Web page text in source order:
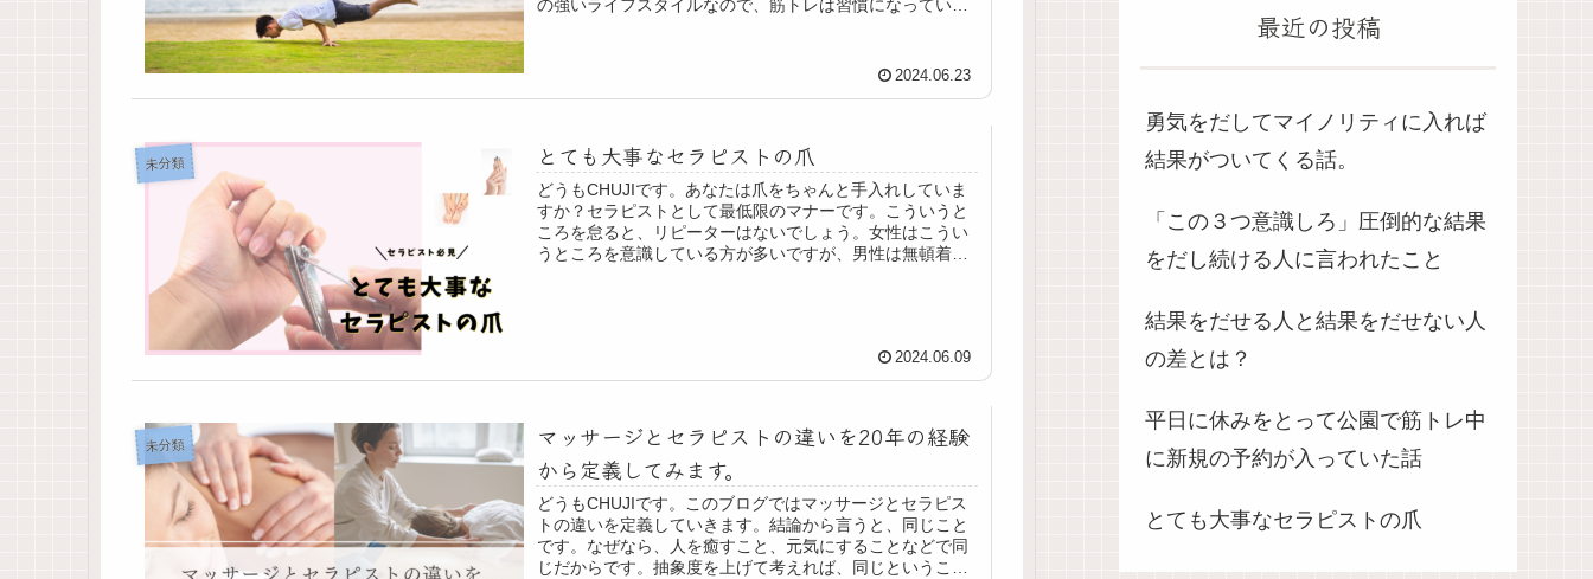
の強いライフスタイルなので、筋トレは習慣になっている
2024.06.23
未分類 とても大事なセラピストの爪
どうもCHUJIです。あなたは爪をちゃんと手入れしていま
すか？セラピストとして最低限のマナーです。こういうと
ころを怠ると、リピーターはないでしょう。女性はこうい
うところを意識している方が多いですが、男性は無頓着な
2024.06.09
未分類
マッサージとセラピストの違いを20年の経験
から定義してみます。
どうもCHUJIです。このブログではマッサージとセラピス
トの違いを定義していきます。結論から言うと、同じこと
です。なぜなら、人を癒すこと、元気にすることなどで同
じだからです。抽象度を上げて考えれば、同じということ
最近の投稿
勇気をだしてマイノリティに入れば
結果がついてくる話。
「この３つ意識しろ」圧倒的な結果
をだし続ける人に言われたこと
結果をだせる人と結果をだせない人
の差とは？
平日に休みをとって公園で筋トレ中
に新規の予約が入っていた話
とても大事なセラピストの爪